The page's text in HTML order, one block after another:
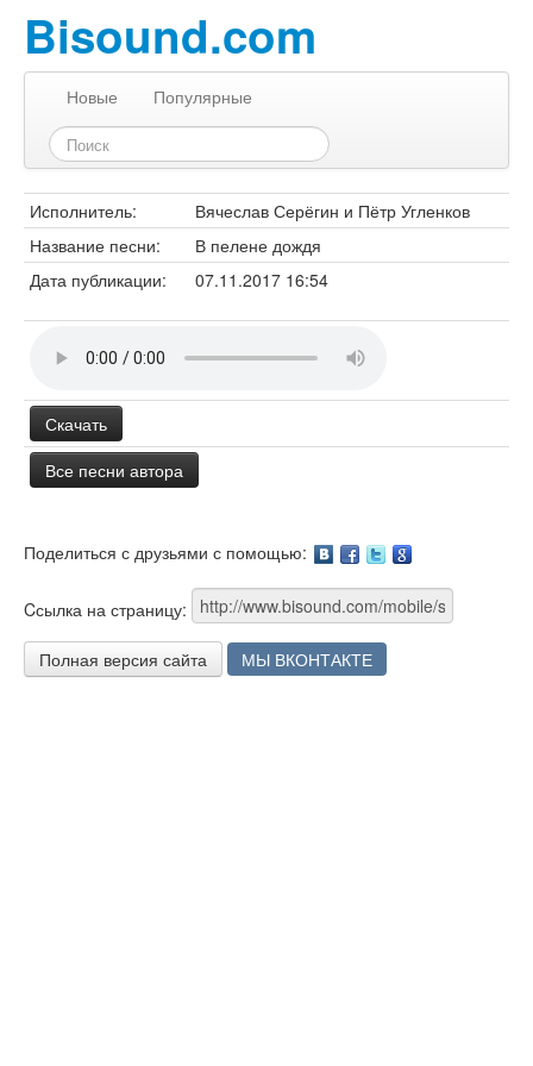
Bisound.com
Новые Популярные
Исполнитель:
Вячеслав Серёгин и Пётр Угленков
Название песни:
В пелене дождя
Дата публикации:
07.11.2017 16:54
Скачать
Все песни автора
Поделиться с друзьями с помощью:
Cсылка на страницу:
Полная версия сайта МЫ ВКОНТАКТЕ